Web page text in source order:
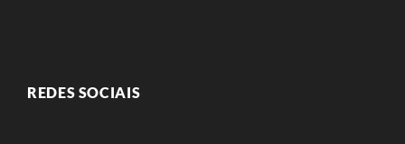
REDES SOCIAIS